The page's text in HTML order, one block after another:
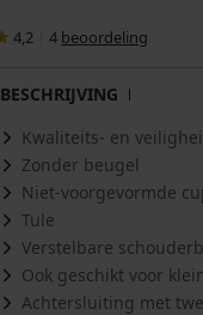
4,2 4 beoordeling
BESCHRIJVING
Kwaliteits- en
Zonder beugel
Niet-voorgevormde
Tule
Verstelbare
Ook geschikt voor
Achtersluiting met